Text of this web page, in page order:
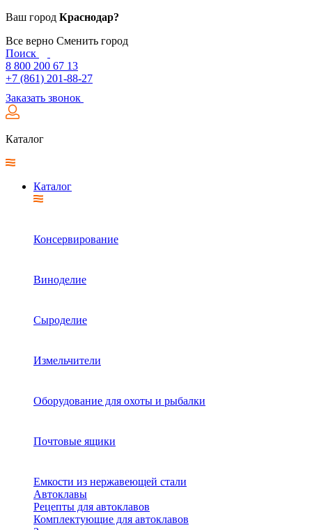
Ваш город Краснодар?
Все верно Сменить город
Поиск
8 800 200 67 13
+7 (861) 201-88-27
Заказать звонок
Каталог
Каталог
Консервирование
Виноделие
Сыроделие
Измельчители
Оборудование для охоты и рыбалки
Почтовые ящики
Емкости из нержавеющей стали
Автоклавы
Рецепты для автоклавов
Комплектующие для автоклавов